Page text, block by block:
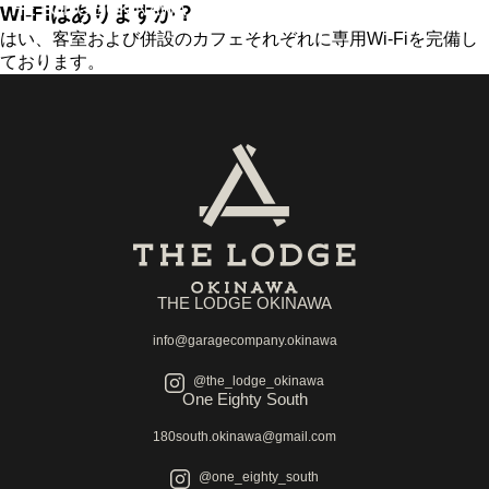
THE LODGE OKINAWA
Wi-Fiはありますか？
はい、客室および併設のカフェそれぞれに専⽤Wi-Fiを完備し
ております。
THE LODGE OKINAWA
info@garagecompany.okinawa
@the_lodge_okinawa
One Eighty South
180south.okinawa@gmail.com
@one_eighty_south